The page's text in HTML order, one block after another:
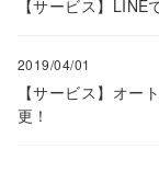
【サービス】
2019/04/01
【サービス】オー
更！